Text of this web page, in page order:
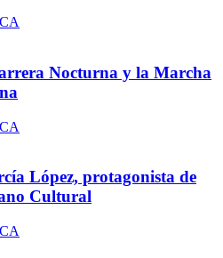
Nocturna y la Marcha
López, protagonista de
Cultural